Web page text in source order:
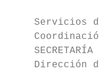
Servicios
SECRETARÍA
Dirección